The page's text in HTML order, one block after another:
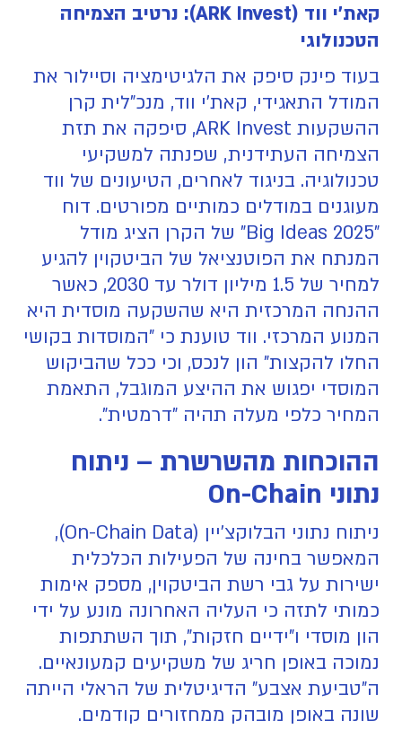
קאת'י ווד (ARK Invest): נרטיב הצמיחה
הטכנולוגי
בעוד פינק סיפק את הלגיטימציה וסיילור את
המודל התאגידי, קאת'י ווד, מנכ"לית קרן
ההשקעות ARK Invest, סיפקה את תזת
הצמיחה העתידנית, שפנתה למשקיעי
טכנולוגיה. בניגוד לאחרים, הטיעונים של ווד
מעוגנים במודלים כמותיים מפורטים. דוח
"Big Ideas 2025" של הקרן הציג מודל
המנתח את הפוטנציאל של הביטקוין להגיע
למחיר של 1.5 מיליון דולר עד 2030, כאשר
ההנחה המרכזית היא שהשקעה מוסדית היא
המנוע המרכזי. ווד טוענת כי "המוסדות בקושי
החלו להקצות" הון לנכס, וכי ככל שהביקוש
המוסדי יפגוש את ההיצע המוגבל, התאמת
המחיר כלפי מעלה תהיה "דרמטית".
ההוכחות מהשרשרת – ניתוח
נתוני On-Chain
ניתוח נתוני הבלוקצ'יין (On-Chain Data),
המאפשר בחינה של הפעילות הכלכלית
ישירות על גבי רשת הביטקוין, מספק אימות
כמותי לתזה כי העליה האחרונה מונע על ידי
הון מוסדי ו"ידיים חזקות", תוך השתתפות
נמוכה באופן חריג של משקיעים קמעונאיים.
ה"טביעת אצבע" הדיגיטלית של הראלי הייתה
שונה באופן מובהק ממחזורים קודמים.